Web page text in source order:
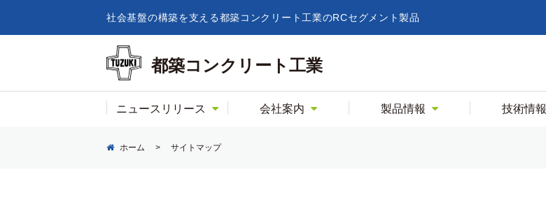
社会基盤の構築を支える都築コンクリート工業のRCセグメント製品
都築コンクリート工業
ニュースリリース 会社案内 製品情報 技術情報
ホーム > サイトマップ